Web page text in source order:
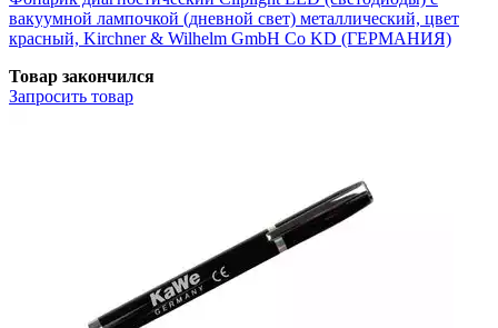
вакуумной лампочкой (дневной свет) металлический, цвет
красный, Kirchner & Wilhelm GmbH Co KD (ГЕРМАНИЯ)
Товар закончился
Запросить товар